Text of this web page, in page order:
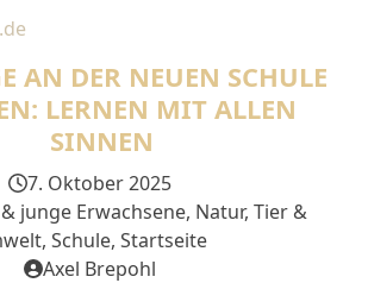
AN DER NEUEN SCHULE
LERNEN MIT ALLEN
SINNEN
7. Oktober 2025
junge Erwachsene, Natur, Tier &
, Schule, Startseite
Axel Brepohl